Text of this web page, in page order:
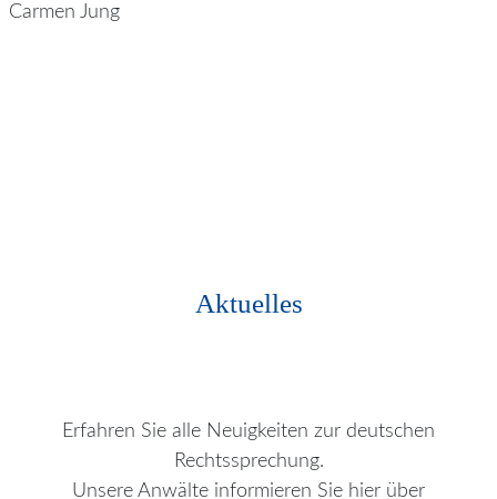
Carmen Jung
Aktuelles
Erfahren Sie alle Neuigkeiten zur deutschen
Rechtssprechung.
Unsere Anwälte informieren Sie hier über